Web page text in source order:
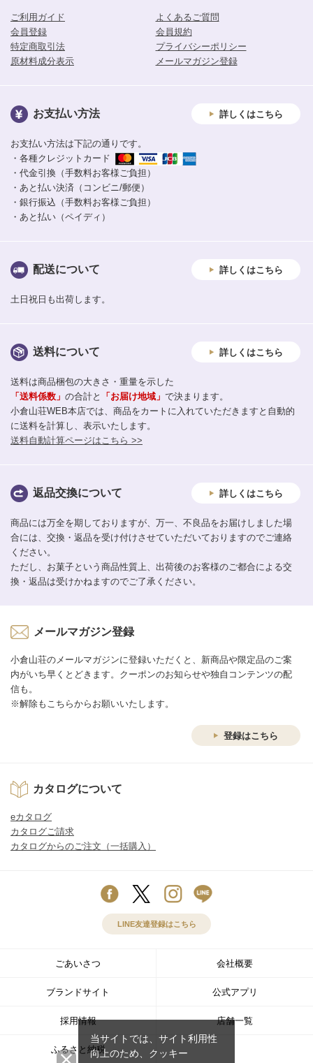
ご利用ガイド
よくあるご質問
会員登録
会員規約
特定商取引法
プライバシーポリシー
原材料成分表示
メールマガジン登録
お支払い方法 詳しくはこちら
お支払い方法は下記の通りです。
・各種クレジットカード
・代金引換（手数料お客様ご負担）
・あと払い決済（コンビニ/郵便）
・銀行振込（手数料お客様ご負担）
・あと払い（ペイディ）
配送について 詳しくはこちら
土日祝日も出荷します。
送料について 詳しくはこちら
送料は商品梱包の大きさ・重量を示した
「送料係数」 の合計と 「お届け地域」 で決まります。
小倉山荘WEB本店では、商品をカートに入れていただきますと自動的
に送料を計算し、表示いたします。
送料自動計算ページはこちら >>
返品交換について 詳しくはこちら
商品には万全を期しておりますが、万一、不良品をお届けしました場
合には、交換・返品を受け付けさせていただいておりますのでご連絡
ください。
ただし、お菓子という商品性質上、出荷後のお客様のご都合による交
換・返品は受けかねますのでご了承ください。
メールマガジン登録
小倉山荘のメールマガジンに登録いただくと、新商品や限定品のご案
内がいち早くとどきます。クーポンのお知らせや独自コンテンツの配
信も。
※解除もこちらからお願いいたします。
登録はこちら
カタログについて
eカタログ
カタログご請求
カタログからのご注文（一括購入）
LINE友達登録はこちら
ごあいさつ 会社概要
ブランドサイト 公式アプリ
採用情報 店舗一覧
ふるさと納税
当サイトでは、サイト利用性
向上のため、クッキー